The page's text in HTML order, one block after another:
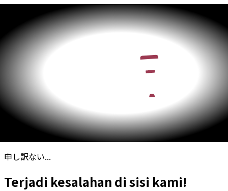
申し訳ない...
Terjadi kesalahan di sisi kami!